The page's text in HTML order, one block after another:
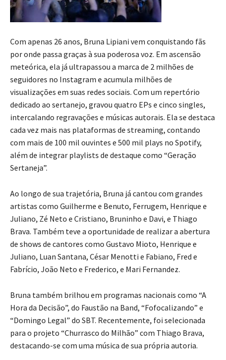
Com apenas 26 anos, Bruna Lipiani vem conquistando fãs
por onde passa graças à sua poderosa voz. Em ascensão
meteórica, ela já ultrapassou a marca de 2 milhões de
seguidores no Instagram e acumula milhões de
visualizações em suas redes sociais. Com um repertório
dedicado ao sertanejo, gravou quatro EPs e cinco singles,
intercalando regravações e músicas autorais. Ela se destaca
cada vez mais nas plataformas de streaming, contando
com mais de 100 mil ouvintes e 500 mil plays no Spotify,
além de integrar playlists de destaque como “Geração
Sertaneja”.
Ao longo de sua trajetória, Bruna já cantou com grandes
artistas como Guilherme e Benuto, Ferrugem, Henrique e
Juliano, Zé Neto e Cristiano, Bruninho e Davi, e Thiago
Brava. Também teve a oportunidade de realizar a abertura
de shows de cantores como Gustavo Mioto, Henrique e
Juliano, Luan Santana, César Menotti e Fabiano, Fred e
Fabrício, João Neto e Frederico, e Mari Fernandez.
Bruna também brilhou em programas nacionais como “A
Hora da Decisão”, do Faustão na Band, “Fofocalizando” e
“Domingo Legal” do SBT. Recentemente, foi selecionada
para o projeto “Churrasco do Milhão” com Thiago Brava,
destacando-se com uma música de sua própria autoria.